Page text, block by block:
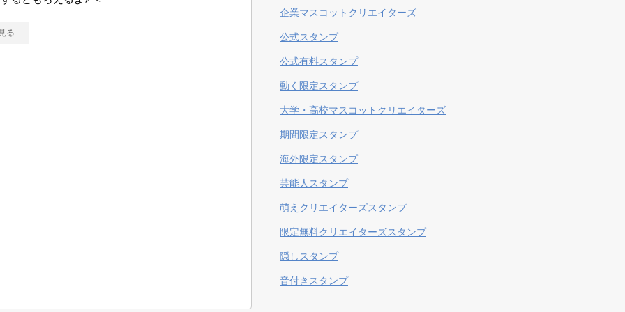
る
企業マスコットクリエイターズ
公式スタンプ
公式有料スタンプ
動く限定スタンプ
大学・高校マスコットクリエイターズ
期間限定スタンプ
海外限定スタンプ
芸能人スタンプ
萌えクリエイターズスタンプ
限定無料クリエイターズスタンプ
隠しスタンプ
音付きスタンプ